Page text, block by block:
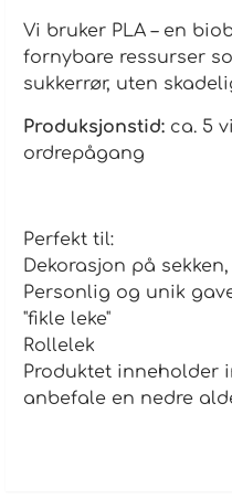
Vi bruker PLA – en
fornybare ressurser
sukkerrør, uten
Produksjonstid: ca. 5
ordrepågang
Perfekt til:
Dekorasjon på
Personlig og unik
"fikle leke"
Rollelek
Produktet inneholder
anbefale en nedre